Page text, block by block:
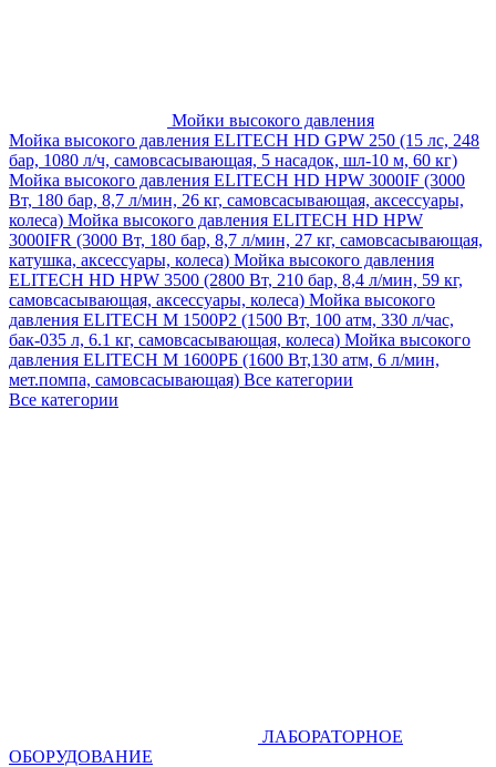
Мойки высокого давления
Мойка высокого давления ELITECH HD GPW 250 (15 лс, 248
бар, 1080 л/ч, самовсасывающая, 5 насадок, шл-10 м, 60 кг)
Мойка высокого давления ELITECH HD HPW 3000IF (3000
Вт, 180 бар, 8,7 л/мин, 26 кг, самовсасывающая, аксессуары,
колеса) Мойка высокого давления ELITECH HD HPW
3000IFR (3000 Вт, 180 бар, 8,7 л/мин, 27 кг, самовсасывающая,
катушка, аксессуары, колеса) Мойка высокого давления
ELITECH HD HPW 3500 (2800 Вт, 210 бар, 8,4 л/мин, 59 кг,
самовсасывающая, аксессуары, колеса) Мойка высокого
давления ELITECH M 1500P2 (1500 Вт, 100 атм, 330 л/час,
бак-035 л, 6.1 кг, самовсасывающая, колеса) Мойка высокого
давления ELITECH М 1600РБ (1600 Вт,130 атм, 6 л/мин,
мет.помпа, самовсасывающая) Все категории
Все категории
ЛАБОРАТОРНОЕ
ОБОРУДОВАНИЕ